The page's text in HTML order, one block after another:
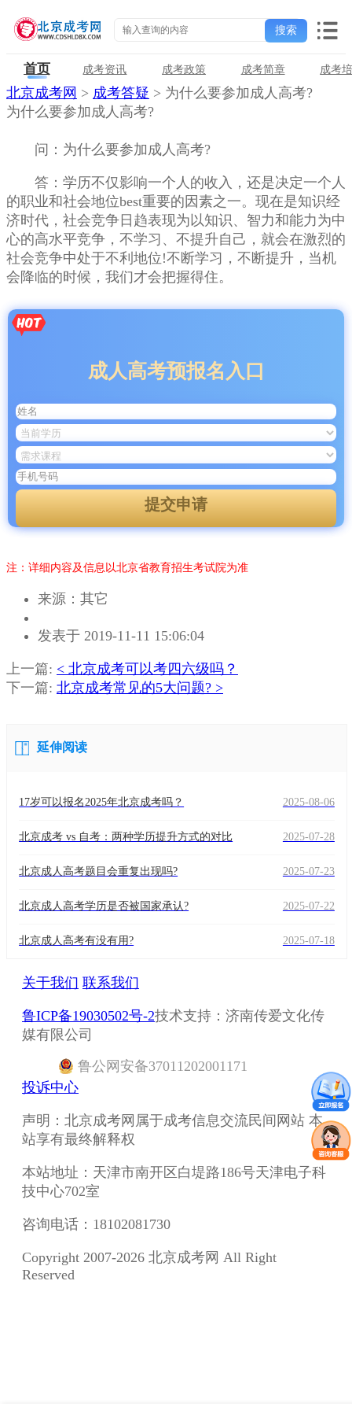
首页 成考资讯 成考政策 成考简章 成考
北京成考网 > 成考答疑 > 为什么要参加成人高考?
为什么要参加成人高考?
问：为什么要参加成人高考?
答：学历不仅影响一个人的收入，还是决定一个人
的职业和社会地位best重要的因素之一。现在是知识经
济时代，社会竞争日趋表现为以知识、智力和能力为中
心的高水平竞争，不学习、不提升自己，就会在激烈的
社会竞争中处于不利地位!不断学习，不断提升，当机
会降临的时候，我们才会把握得住。
成人高考预报名入口
提交申请
注：详细内容及信息以北京省教育招生考试院为准
来源：其它
者：
老
师
发表于 2019-11-11 15:06:04
上一篇: < 北京成考可以考四六级吗？
下一篇: 北京成考常见的5大问题? >
延伸阅读
17岁可以报名2025年北京成考吗？ 2025-08-06
北京成考 vs 自考：两种学历提升方式的对比 2025-07-28
北京成人高考题目会重复出现吗? 2025-07-23
北京成人高考学历是否被国家承认? 2025-07-22
北京成人高考有没有用? 2025-07-18
关于我们 联系我们
鲁ICP备19030502号-2技术支持：济南传爱文化传
媒有限公司
鲁公网安备37011202001171
投诉中心
声明：北京成考网属于成考信息交流民间网站 本
站享有最终解释权
本站地址：天津市南开区白堤路186号天津电子科
技中心702室
咨询电话：18102081730
Copyright 2007-2026 北京成考网 All Right
Reserved